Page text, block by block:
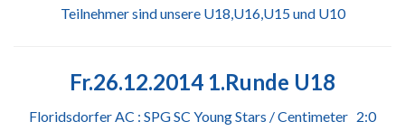
Teilnehmer sind unsere U18,U16,U15 und U10
Fr.26.12.2014 1.Runde U18
Floridsdorfer AC : SPG SC Young Stars / Centimeter 2:0